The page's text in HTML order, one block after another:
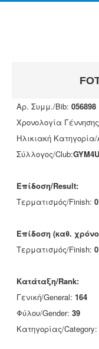
Αρ. Συμμ./Bib: 056898
Χρονολογία
Ηλικιακή Κατηγορία/
Σύλλογος/Club:GYM4U
Επίδοση/Result:
Τερματισμός/Finish:
Επίδοση (καθ.
Τερματισμός/Finish:
Κατάταξη/Rank:
Γενική/General: 164
Φύλου/Gender: 39
Κατηγορίας/Category: